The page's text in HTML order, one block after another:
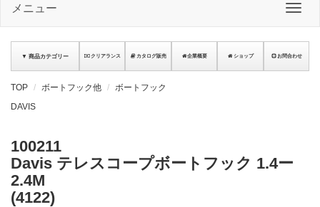
メニュー
▼ 商品カテゴリー クリアランス カタログ販売 企業概要 ショップ お問合わせ
TOP ボートフック他
ボートフック
DAVIS
100211
Davis テレスコープボートフック 1.4ー
2.4M
(4122)